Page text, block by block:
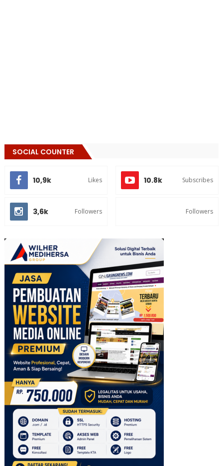
SOCIAL COUNTER
10,9k Likes 10.8k Subscribes
3,6k Followers Followers